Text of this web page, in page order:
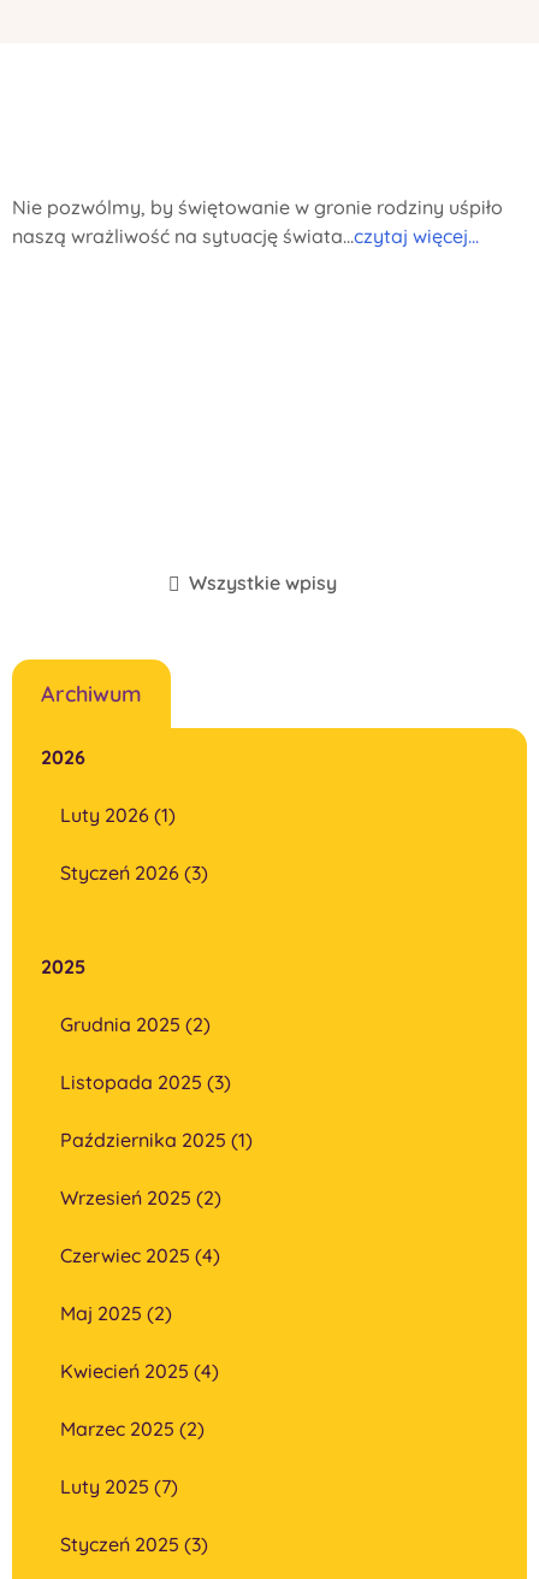
Nie pozwólmy, by świętowanie w gronie rodziny uśpiło
naszą wrażliwość na sytuację świata...czytaj więcej...
Wszystkie wpisy
Archiwum
2026
Luty 2026 (1)
Styczeń 2026 (3)
2025
Grudnia 2025 (2)
Listopada 2025 (3)
Października 2025 (1)
Wrzesień 2025 (2)
Czerwiec 2025 (4)
Maj 2025 (2)
Kwiecień 2025 (4)
Marzec 2025 (2)
Luty 2025 (7)
Styczeń 2025 (3)